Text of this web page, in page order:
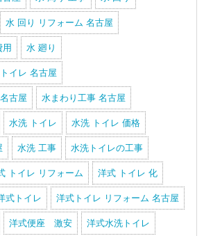
水 回り リフォーム 名古屋
水 廻り
イレ 名古屋
古屋 水まわり工事 名古屋
水洗 トイレ 水洗 トイレ 価格
水洗 工事 水洗トイレの工事
トイレ リフォーム 洋式 トイレ 化
式トイレ 洋式トイレ リフォーム 名古屋
洋式便座 激安 洋式水洗トイレ